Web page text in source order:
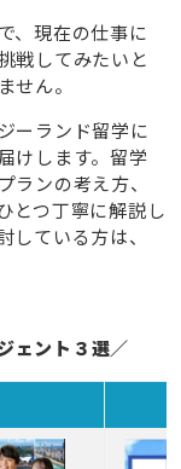
、現在の仕事に
戦してみたいと
せん。
ーランド留学に
けします。留学
ランの考え方、
とつ丁寧に解説し
している方は、
ェント３選／